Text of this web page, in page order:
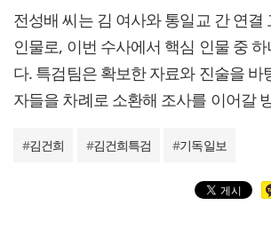
전성배 씨는 김 여사와 통일교 간 연결
인물로, 이번 수사에서 핵심 인물 중
다. 특검팀은 확보한 자료와 진술을 바
자들을 차례로 소환해 조사를 이어갈
#김건희 #김건희특검 #기독일보